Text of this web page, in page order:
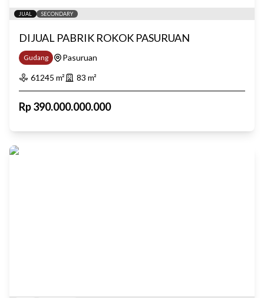
JUAL SECONDARY
DIJUAL PABRIK ROKOK PASURUAN
Gudang
Pasuruan
61245 m² 83 m²
Rp390.000.000.000